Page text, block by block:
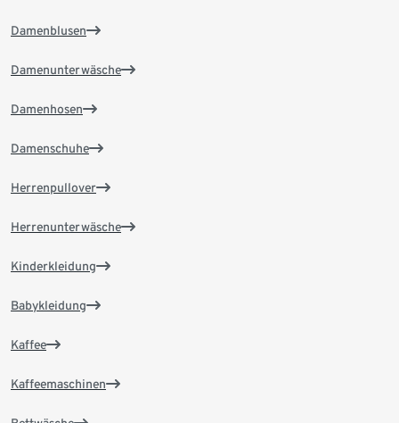
Damenblusen
Damenunterwäsche
Damenhosen
Damenschuhe
Herrenpullover
Herrenunterwäsche
Kinderkleidung
Babykleidung
Kaffee
Kaffeemaschinen